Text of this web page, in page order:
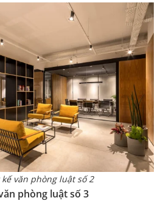
văn phòng luật số 2
phòng luật số 3